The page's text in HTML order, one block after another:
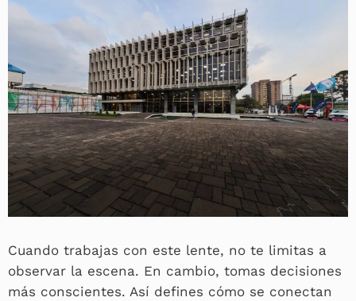
Cuando trabajas con este lente, no te limitas a
observar la escena. En cambio, tomas decisiones
más conscientes. Así defines cómo se conectan